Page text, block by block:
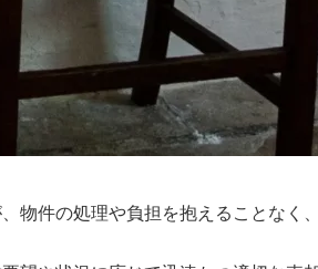
物件の処理や負担を抱えることなく